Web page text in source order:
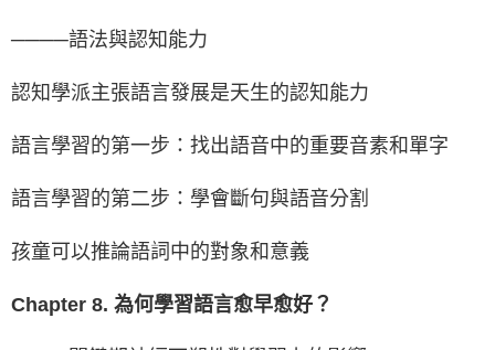
────語法與認知能力
認知學派主張語言發展是天生的認知能力
語言學習的第一步：找出語音中的重要音素和單字
語言學習的第二步：學會斷句與語音分割
孩童可以推論語詞中的對象和意義
Chapter 8. 為何學習語言愈早愈好？